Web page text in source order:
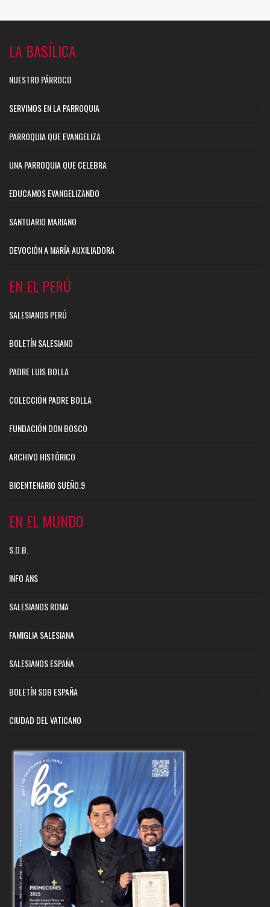
LA BASÍLICA
NUESTRO PÁRROCO
SERVIMOS EN LA PARROQUIA
PARROQUIA QUE EVANGELIZA
UNA PARROQUIA QUE CELEBRA
EDUCAMOS EVANGELIZANDO
SANTUARIO MARIANO
DEVOCIÓN A MARÍA AUXILIADORA
EN EL PERÚ
SALESIANOS PERÚ
BOLETÍN SALESIANO
PADRE LUIS BOLLA
COLECCIÓN PADRE BOLLA
FUNDACIÓN DON BOSCO
ARCHIVO HISTÓRICO
BICENTENARIO SUEÑO.9
EN EL MUNDO
S.D.B.
INFO ANS
SALESIANOS ROMA
FAMIGLIA SALESIANA
SALESIANOS ESPAÑA
BOLETÍN SDB ESPAÑA
CIUDAD DEL VATICANO